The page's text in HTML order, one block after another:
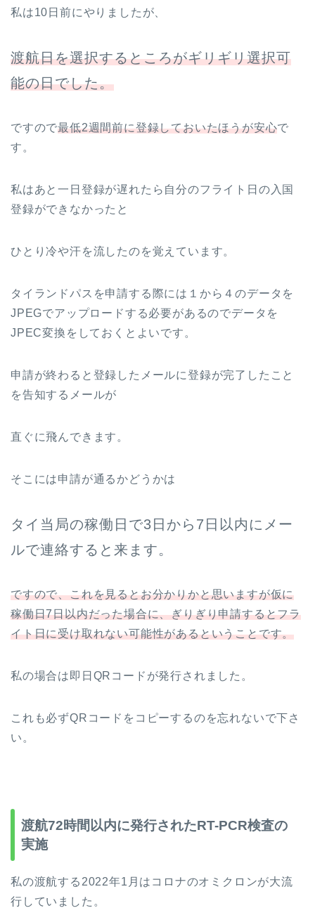
私は10日前にやりましたが、
渡航日を選択するところがギリギリ選択可
能の日でした。
ですので最低2週間前に登録しておいたほうが安心で
す。
私はあと一日登録が遅れたら自分のフライト日の入国
登録ができなかったと
ひとり冷や汗を流したのを覚えています。
タイランドパスを申請する際には１から４のデータを
JPEGでアップロードする必要があるのでデータを
JPEC変換をしておくとよいです。
申請が終わると登録したメールに登録が完了したこと
を告知するメールが
直ぐに飛んできます。
そこには申請が通るかどうかは
タイ当局の稼働日で3日から7日以内にメー
ルで連絡すると来ます。
ですので、これを見るとお分かりかと思いますが仮に
稼働日7日以内だった場合に、ぎりぎり申請するとフラ
イト日に受け取れない可能性があるということです。
私の場合は即日QRコードが発行されました。
これも必ずQRコードをコピーするのを忘れないで下さ
い。
渡航72時間以内に発行されたRT-PCR検査の
実施
私の渡航する2022年1月はコロナのオミクロンが大流
行していました。